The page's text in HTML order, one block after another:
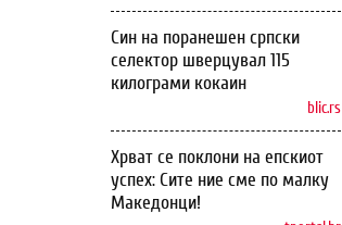
Син на поранешен српски
селектор шверцувал 115
килограми кокаин
blic.rs
Хрват се поклони на епскиот
успех: Сите ние сме по малку
Македонци!